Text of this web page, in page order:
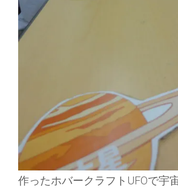
作ったホバークラフトUFOで宇